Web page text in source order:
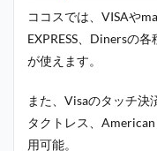
ココスでは、VISAや
EXPRESS、Dinersの
が使えます。
また、Visaのタッチ決
タクトレス、
用可能。